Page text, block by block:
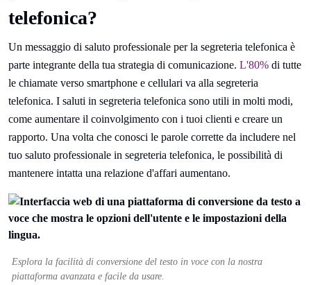
telefonica?
Un messaggio di saluto professionale per la segreteria telefonica è
parte integrante della tua strategia di comunicazione. L'80% di tutte
le chiamate verso smartphone e cellulari va alla segreteria
telefonica. I saluti in segreteria telefonica sono utili in molti modi,
come aumentare il coinvolgimento con i tuoi clienti e creare un
rapporto. Una volta che conosci le parole corrette da includere nel
tuo saluto professionale in segreteria telefonica, le possibilità di
mantenere intatta una relazione d'affari aumentano.
Esplora la facilità di conversione del testo in voce con la nostra
piattaforma avanzata e facile da usare.